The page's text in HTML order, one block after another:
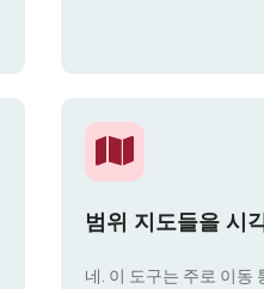
범위 지도들을 시
네. 이 도구는 주로 이동